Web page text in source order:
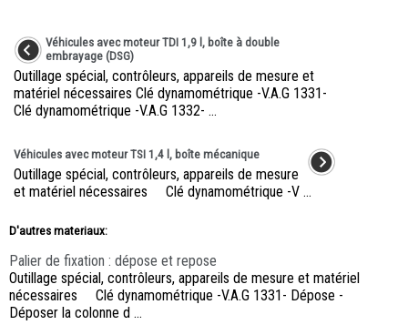
Véhicules avec moteur TDI 1,9 l, boîte à double
embrayage (DSG)
Outillage spécial, contrôleurs, appareils de mesure et
matériel nécessaires Clé dynamométrique -V.A.G 1331-
Clé dynamométrique -V.A.G 1332- ...
Véhicules avec moteur TSI 1,4 l, boîte mécanique
Outillage spécial, contrôleurs, appareils de mesure
et matériel nécessaires Clé dynamométrique -V ...
D'autres materiaux:
Palier de fixation : dépose et repose
Outillage spécial, contrôleurs, appareils de mesure et matériel
nécessaires Clé dynamométrique -V.A.G 1331- Dépose -
Déposer la colonne d ...